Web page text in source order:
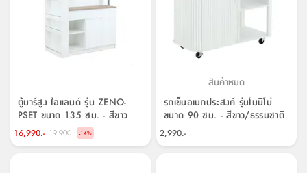
ตู้บาร์สูง ไอแลนด์ รุ่น ZENO-
PSET ขนาด 135 ซม. - สีขาว
16,990.- 19,900.- -14%
สินค้าหมด
รถเข็นอเนกประสงค์ รุ่นโมนิโม่
ขนาด 90 ซม. - สีขาว/ธรรมชาติ
2,990.-